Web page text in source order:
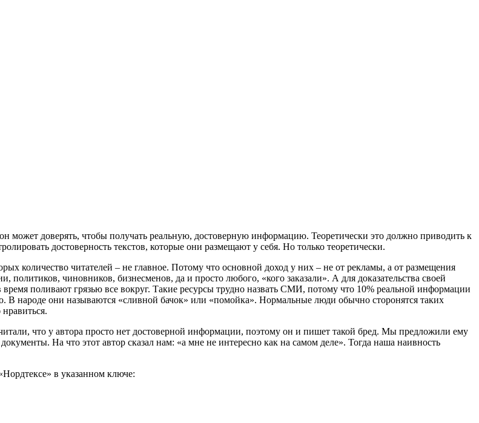
доверять, чтобы получать реальную, достоверную информацию. Теоретически это должно приводить к
достоверность текстов, которые они размещают у себя. Но только теоретически.
количество читателей – не главное. Потому что основной доход у них – не от рекламы, а от размещения
политиков, чиновников, бизнесменов, да и просто любого, «кого заказали». А для доказательства своей
поливают грязью все вокруг. Такие ресурсы трудно назвать СМИ, потому что 10% реальной информации
народе они называются «сливной бачок» или «помойка». Нормальные люди обычно сторонятся таких
что у автора просто нет достоверной информации, поэтому он и пишет такой бред. Мы предложили ему
На что этот автор сказал нам: «а мне не интересно как на самом деле». Тогда наша наивность
в указанном ключе: